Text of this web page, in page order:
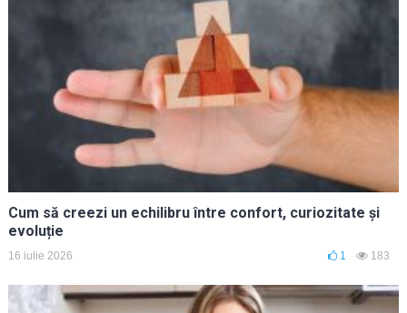
Cum să creezi un echilibru între confort, curiozitate și
evoluție
16 iulie 2026 1 183